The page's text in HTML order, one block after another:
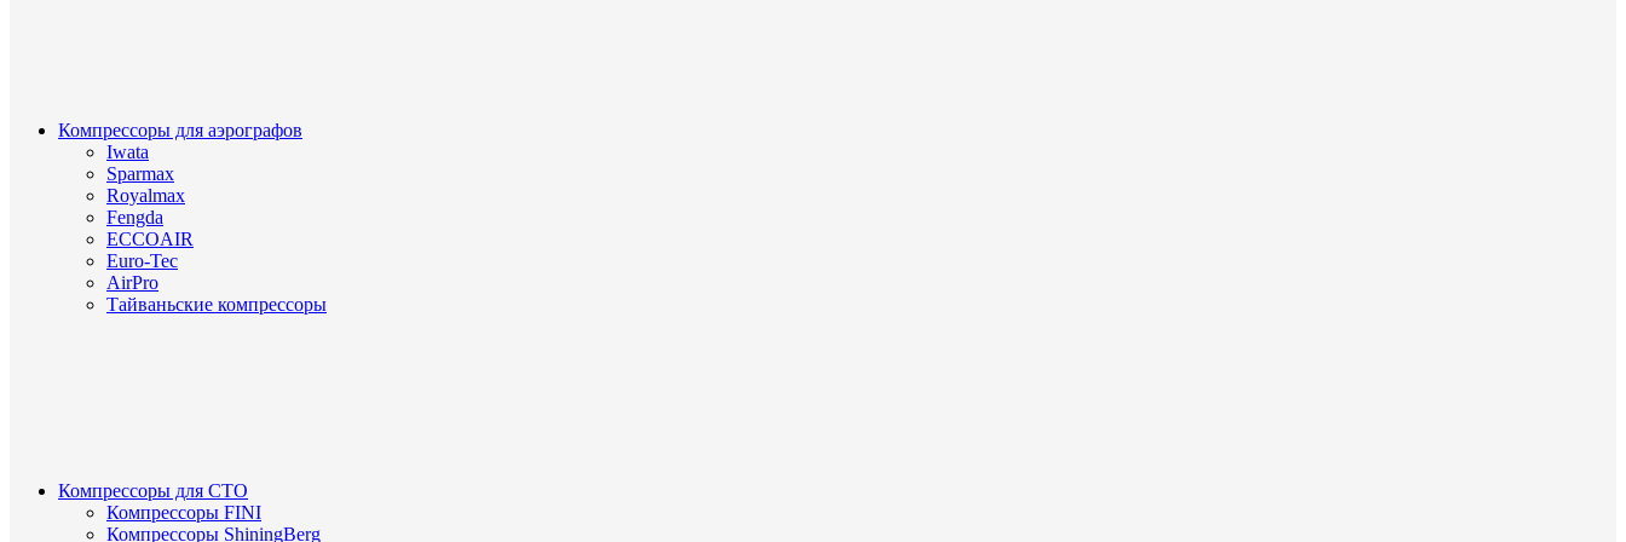
Компрессоры для аэрографов
Iwata
Sparmax
Royalmax
Fengda
ECCOAIR
Euro-Tec
AirPro
Тайваньские компрессоры
Компрессоры для СТО
Компрессоры FINI
Компрессоры ShiningBerg